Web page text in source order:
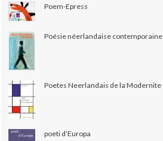
Poem-Epress
Poésie néerlandaise contemporaine
Poetes Neerlandais de la Modernite
poeti d’Europa